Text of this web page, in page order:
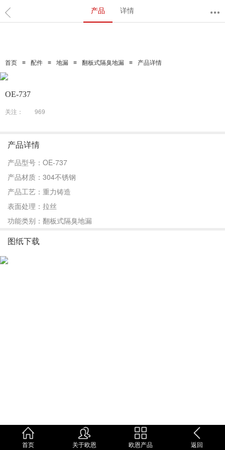
首页 ≡ 配件 ≡ 地漏 ≡ 翻板式隔臭地漏 ≡ 产品详情
产品 详情
OE-737
关注：
969
产品详情
产品型号：OE-737
产品材质：304不锈钢
产品工艺：重力铸造
表面处理：拉丝
功能类别：翻板式隔臭地漏
图纸下载
首页 关于欧恩 欧恩产品 返回